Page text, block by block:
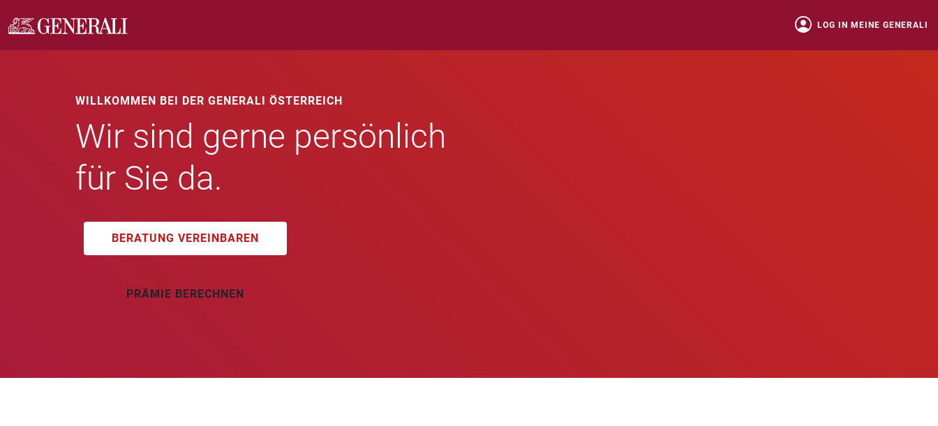
LOG IN MEINE GENERALI
WILLKOMMEN BEI DER GENERALI ÖSTERREICH
Wir sind gerne persönlich
für Sie da.
BERATUNG VEREINBAREN
PRÄMIE BERECHNEN